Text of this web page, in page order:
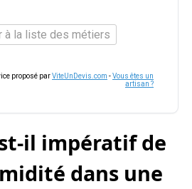
à la liste des métiers
proposé parViteUnDevis.com -Vous êtes un
artisan ?
il impératif de
dans une